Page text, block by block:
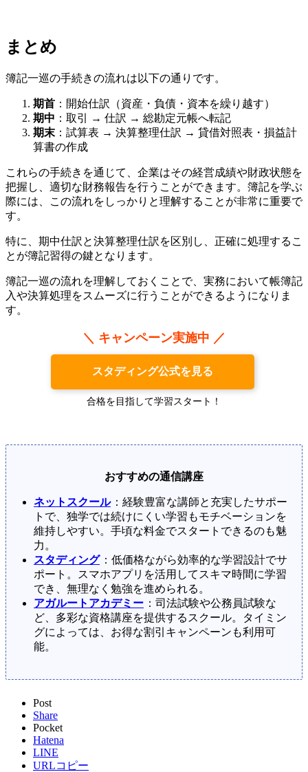
まとめ
簿記一巡の手続きの流れは以下の通りです。
期首 ：開始仕訳（資産・負債・資本を繰り越す）
期中 ：取引 → 仕訳 → 総勘定元帳へ転記
期末 ：試算表 → 決算整理仕訳 → 貸借対照表・損益計
算書の作成
これらの手続きを通じて、企業はその経営成績や財政状態を
把握し、適切な財務報告を行うことができます。簿記を学ぶ
際には、この流れをしっかりと理解することが非常に重要で
す。
特に、期中仕訳と決算整理仕訳を区別し、正確に処理するこ
とが簿記習得の鍵となります。
簿記一巡の流れを理解しておくことで、実務において帳簿記
入や決算処理をスムーズに行うことができるようになりま
す。
＼ キャンペーン実施中 ／
スタディング公式を見る
合格を目指して学習スタート！
おすすめの通信講座
ネットスクール ：経験豊富な講師と充実したサポー
トで、独学では続けにくい学習もモチベーションを
維持しやすい。手頃な料金でスタートできるのも魅
力。
スタディング ：低価格ながら効率的な学習設計でサ
ポート。スマホアプリを活用してスキマ時間に学習
でき、無理なく勉強を進められる。
アガルートアカデミー ：司法試験や公務員試験な
ど、多彩な資格講座を提供するスクール。タイミン
グによっては、お得な割引キャンペーンも利用可
能。
Post
Share
Pocket
Hatena
LINE
URLコピー